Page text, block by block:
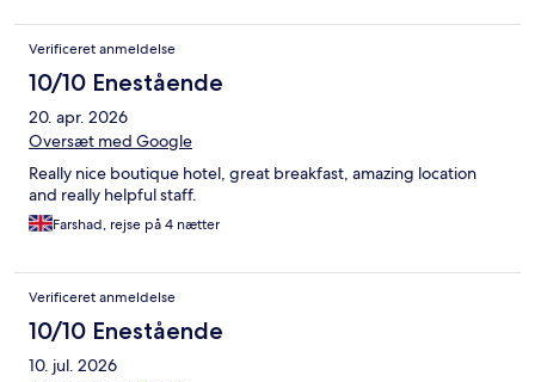
Verificeret anmeldelse
10/10 Enestående
20. apr. 2026
Oversæt med Google
Really nice boutique hotel, great breakfast, amazing location
and really helpful staff.
Farshad, rejse på 4 nætter
Verificeret anmeldelse
10/10 Enestående
10. jul. 2026